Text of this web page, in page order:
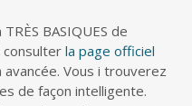
BASIQUES de
consulter la page officiel
Vous i trouverez
de façon intelligente.